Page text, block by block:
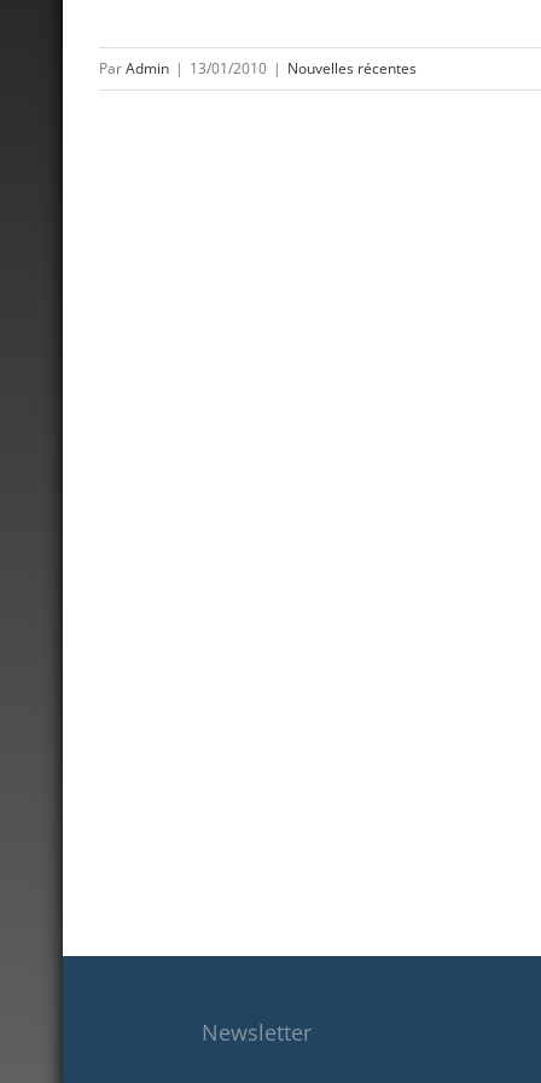
ParAdmin | 13/01/2010 | Nouvelles récentes
Newsletter